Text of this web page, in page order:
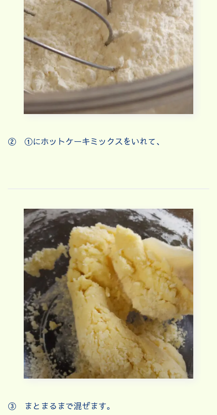
② ①にホットケーキミックスをいれて、
③ まとまるまで混ぜます。